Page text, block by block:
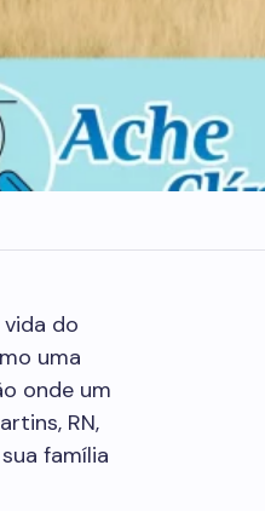
do
uma
onde um
RN,
família